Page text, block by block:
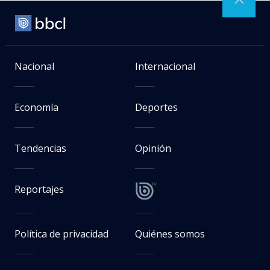
Nacional Internacional
Economía Deportes
Tendencias Opinión
Reportajes
Política de privacidad Quiénes somos